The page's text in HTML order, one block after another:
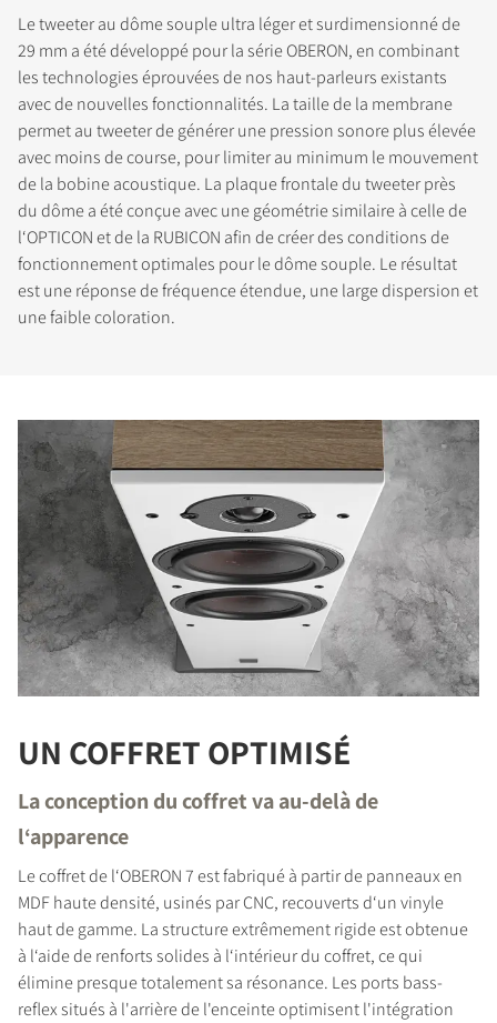
COMPARER LES PRODUITS
Le tweeter au dôme souple ultra léger et surdimensionné de
29 mm a été développé pour la série OBERON, en combinant
les technologies éprouvées de nos haut-parleurs existants
avec de nouvelles fonctionnalités. La taille de la membrane
permet au tweeter de générer une pression sonore plus élevée
avec moins de course, pour limiter au minimum le mouvement
de la bobine acoustique. La plaque frontale du tweeter près
du dôme a été conçue avec une géométrie similaire à celle de
l‘OPTICON et de la RUBICON afin de créer des conditions de
fonctionnement optimales pour le dôme souple. Le résultat
est une réponse de fréquence étendue, une large dispersion et
une faible coloration.
UN COFFRET OPTIMISÉ
La conception du coffret va au-delà de
l‘apparence
Le coffret de l‘OBERON 7 est fabriqué à partir de panneaux en
MDF haute densité, usinés par CNC, recouverts d‘un vinyle
haut de gamme. La structure extrêmement rigide est obtenue
à l‘aide de renforts solides à l‘intérieur du coffret, ce qui
élimine presque totalement sa résonance. Les ports bass-
reflex situés à l'arrière de l'enceinte optimisent l'intégration